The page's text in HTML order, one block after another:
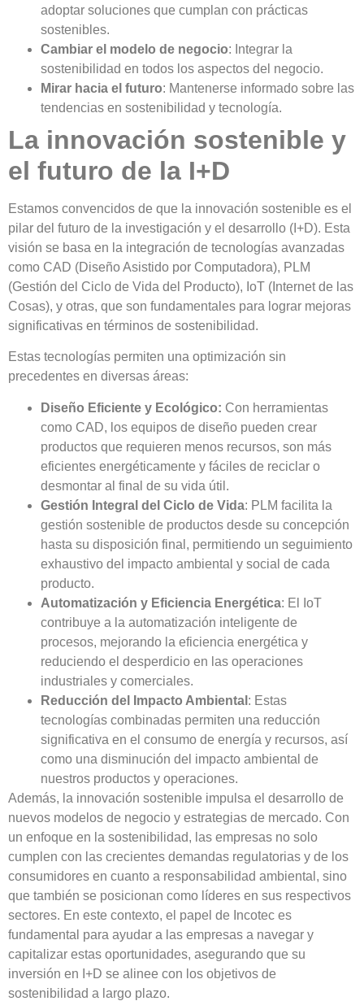
adoptar soluciones que cumplan con prácticas
sostenibles.
Cambiar el modelo de negocio: Integrar la
sostenibilidad en todos los aspectos del negocio.
Mirar hacia el futuro: Mantenerse informado sobre las
tendencias en sostenibilidad y tecnología​​​​​​.
La innovación sostenible y
el futuro de la I+D
Estamos convencidos de que la innovación sostenible es el
pilar del futuro de la investigación y el desarrollo (I+D). Esta
visión se basa en la integración de tecnologías avanzadas
como CAD (Diseño Asistido por Computadora), PLM
(Gestión del Ciclo de Vida del Producto), IoT (Internet de las
Cosas), y otras, que son fundamentales para lograr mejoras
significativas en términos de sostenibilidad.
Estas tecnologías permiten una optimización sin
precedentes en diversas áreas:
Diseño Eficiente y Ecológico: Con herramientas
como CAD, los equipos de diseño pueden crear
productos que requieren menos recursos, son más
eficientes energéticamente y fáciles de reciclar o
desmontar al final de su vida útil.
Gestión Integral del Ciclo de Vida: PLM facilita la
gestión sostenible de productos desde su concepción
hasta su disposición final, permitiendo un seguimiento
exhaustivo del impacto ambiental y social de cada
producto.
Automatización y Eficiencia Energética: El IoT
contribuye a la automatización inteligente de
procesos, mejorando la eficiencia energética y
reduciendo el desperdicio en las operaciones
industriales y comerciales.
Reducción del Impacto Ambiental : Estas
tecnologías combinadas permiten una reducción
significativa en el consumo de energía y recursos, así
como una disminución del impacto ambiental de
nuestros productos y operaciones.
Además, la innovación sostenible impulsa el desarrollo de
nuevos modelos de negocio y estrategias de mercado. Con
un enfoque en la sostenibilidad, las empresas no solo
cumplen con las crecientes demandas regulatorias y de los
consumidores en cuanto a responsabilidad ambiental, sino
que también se posicionan como líderes en sus respectivos
sectores. En este contexto, el papel de Incotec es
fundamental para ayudar a las empresas a navegar y
capitalizar estas oportunidades, asegurando que su
inversión en I+D se alinee con los objetivos de
sostenibilidad a largo plazo.